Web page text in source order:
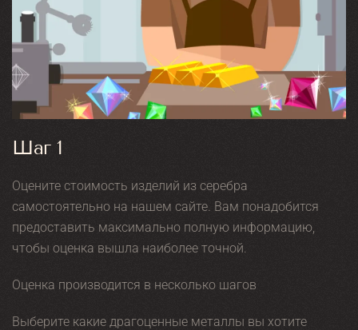
Шаг 1
Оцените стоимость изделий из серебра
самостоятельно на нашем сайте. Вам понадобится
предоставить максимально полную информацию,
чтобы оценка вышла наиболее точной.
Оценка производится в несколько шагов
Выберите какие драгоценные металлы вы хотите